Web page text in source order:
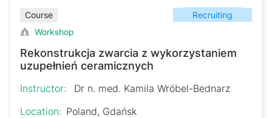
Course
Recruiting
Workshop
Rekonstrukcja zwarcia z wykorzystaniem
uzupełnień ceramicznych
Instructor:
Dr n. med. Kamila Wróbel-Bednarz
Location: Poland, Gdańsk